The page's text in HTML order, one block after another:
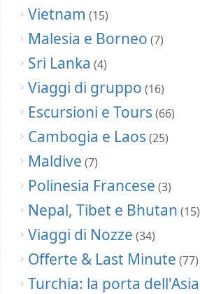
Vietnam (15)
Malesia e Borneo (7)
Sri Lanka (4)
Viaggi di gruppo (16)
Escursioni e Tours (66)
Cambogia e Laos (25)
Maldive (7)
Polinesia Francese (3)
Nepal, Tibet e Bhutan (15)
Viaggi di Nozze (34)
Offerte & Last Minute (77)
Turchia: la porta dell'Asia